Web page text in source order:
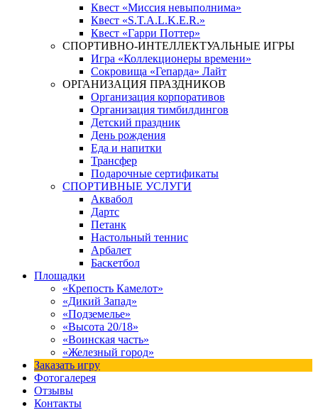
Квест «Миссия невыполнима»
Квест «S.T.A.L.K.E.R.»
Квест «Гарри Поттер»
СПОРТИВНО-ИНТЕЛЛЕКТУАЛЬНЫЕ ИГРЫ
Игра «Коллекционеры времени»
Сокровища «Гепарда» Лайт
ОРГАНИЗАЦИЯ ПРАЗДНИКОВ
Организация корпоративов
Организация тимбилдингов
Детский праздник
День рождения
Еда и напитки
Трансфер
Подарочные сертификаты
СПОРТИВНЫЕ УСЛУГИ
Аквабол
Дартс
Петанк
Настольный теннис
Арбалет
Баскетбол
Площадки
«Крепость Камелот»
«Дикий Запад»
«Подземелье»
«Высота 20/18»
«Воинская часть»
«Железный город»
Заказать игру
Фотогалерея
Отзывы
Контакты